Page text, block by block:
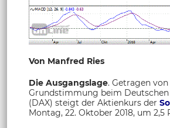
Von Manfred Ries
Die Ausgangslage. Getragen
Grundstimmung beim
(DAX) steigt der Aktienkurs der
Montag, 22. Oktober 2018, um 2,5